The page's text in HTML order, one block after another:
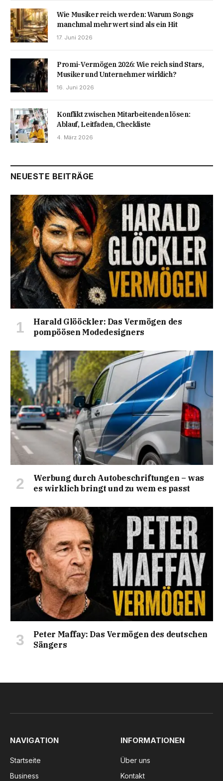
Wie Musiker reich werden: Warum Songs
manchmal mehr wert sind als ein Hit
17. Juni 2026
Promi-Vermögen 2026: Wie reich sind Stars,
Musiker und Unternehmer wirklich?
16. Juni 2026
Konflikt zwischen Mitarbeitenden lösen:
Ablauf, Leitfaden, Checkliste
4. März 2026
NEUESTE BEITRÄGE
Harald Glööckler: Das Vermögen des
pompöösen Modedesigners
Werbung durch Autobeschriftungen – was
es wirklich bringt und zu wem es passt
Peter Maffay: Das Vermögen des deutschen
Sängers
NAVIGATION
Startseite
Business
INFORMATIONEN
Über uns
Kontakt